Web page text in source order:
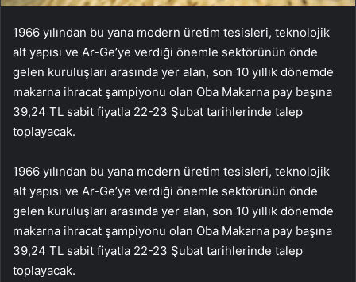
1966 yılından bu yana modern üretim tesisleri, teknolojik
alt yapısı ve Ar-Ge’ye verdiği önemle sektörünün önde
gelen kuruluşları arasında yer alan, son 10 yıllık dönemde
makarna ihracat şampiyonu olan Oba Makarna pay başına
39,24 TL sabit fiyatla 22-23 Şubat tarihlerinde talep
toplayacak.
1966 yılından bu yana modern üretim tesisleri, teknolojik
alt yapısı ve Ar-Ge’ye verdiği önemle sektörünün önde
gelen kuruluşları arasında yer alan, son 10 yıllık dönemde
makarna ihracat şampiyonu olan Oba Makarna pay başına
39,24 TL sabit fiyatla 22-23 Şubat tarihlerinde talep
toplayacak.